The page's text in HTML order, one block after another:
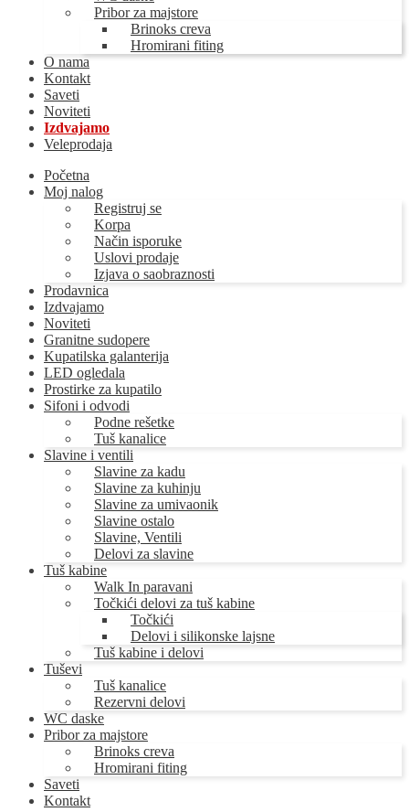
Pribor za majstore
Brinoks creva
Hromirani fiting
O nama
Kontakt
Saveti
Noviteti
Izdvajamo
Veleprodaja
Početna
Moj nalog
Registruj se
Korpa
Način isporuke
Uslovi prodaje
Izjava o saobraznosti
Prodavnica
Izdvajamo
Noviteti
Granitne sudopere
Kupatilska galanterija
LED ogledala
Prostirke za kupatilo
Sifoni i odvodi
Podne rešetke
Tuš kanalice
Slavine i ventili
Slavine za kadu
Slavine za kuhinju
Slavine za umivaonik
Slavine ostalo
Slavine, Ventili
Delovi za slavine
Tuš kabine
Walk In paravani
Točkići delovi za tuš kabine
Točkići
Delovi i silikonske lajsne
Tuš kabine i delovi
Tuševi
Tuš kanalice
Rezervni delovi
WC daske
Pribor za majstore
Brinoks creva
Hromirani fiting
Saveti
Kontakt